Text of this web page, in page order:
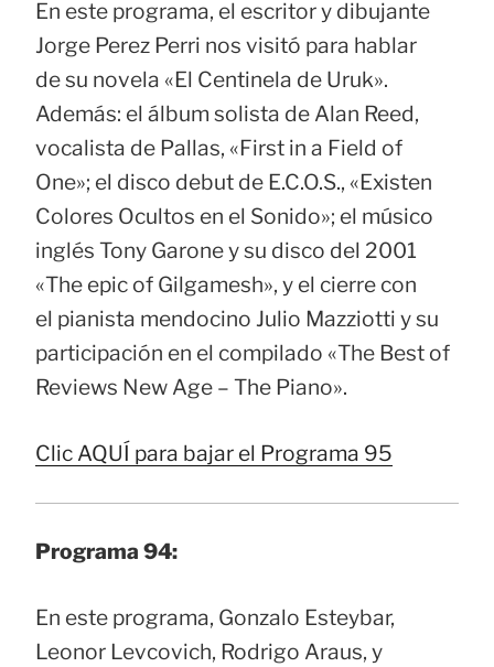
En este programa, el escritor y dibujante
Jorge Perez Perri nos visitó para hablar
de su novela «El Centinela de Uruk».
Además: el álbum solista de Alan Reed,
vocalista de Pallas, «First in a Field of
One»; el disco debut de E.C.O.S., «Existen
Colores Ocultos en el Sonido»; el músico
inglés Tony Garone y su disco del 2001
«The epic of Gilgamesh», y el cierre con
el pianista mendocino Julio Mazziotti y su
participación en el compilado «The Best of
Reviews New Age – The Piano».
Clic AQUÍ para bajar el Programa 95
Programa 94:
En este programa, Gonzalo Esteybar,
Leonor Levcovich, Rodrigo Araus, y